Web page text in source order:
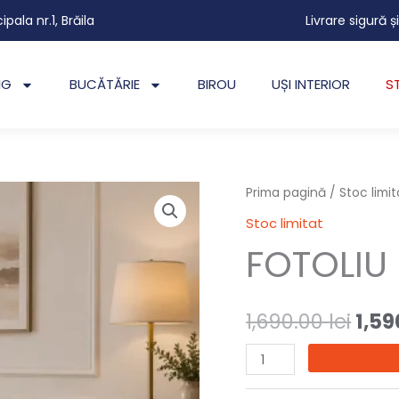
nr.1, Brăila Livrare sigură
BUCĂTĂRIE BIROU UȘI INTERIOR
Prima pagină /Stoc
Stoc limitat
1,690.00lei
a
Cantitate
FOTOLIU